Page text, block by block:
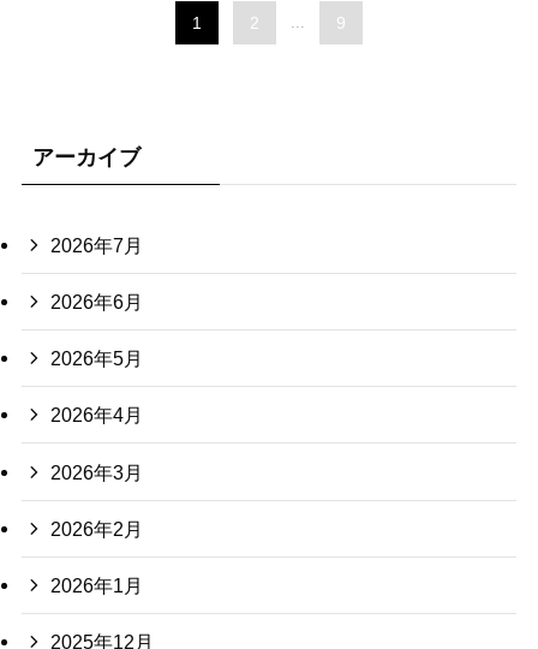
1 2 ... 9
アーカイブ
2026年7月
2026年6月
2026年5月
2026年4月
2026年3月
2026年2月
2026年1月
2025年12月